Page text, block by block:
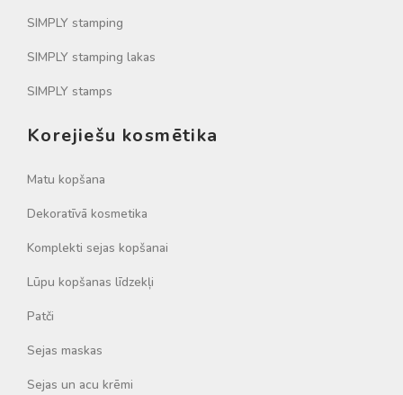
SIMPLY stamping
SIMPLY stamping lakas
SIMPLY stamps
Korejiešu kosmētika
Matu kopšana
Dekoratīvā kosmetika
Komplekti sejas kopšanai
Lūpu kopšanas līdzekļi
Patči
Sejas maskas
Sejas un acu krēmi